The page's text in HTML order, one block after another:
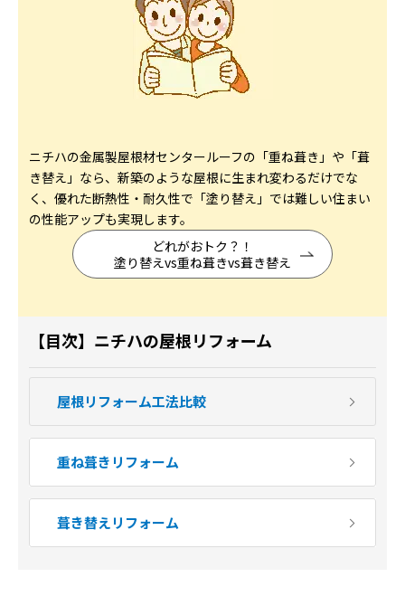
ニチハの金属製屋根材センタールーフの「重ね葺き」や「葺
き替え」なら、新築のような屋根に生まれ変わるだけでな
く、 優れた断熱性・耐久性で「塗り替え」では難しい住まい
の性能アップも実現します。
どれがおトク？！
塗り替えvs重ね葺きvs葺き替え
【目次】ニチハの屋根リフォーム
屋根リフォーム工法比較
重ね葺きリフォーム
葺き替えリフォーム